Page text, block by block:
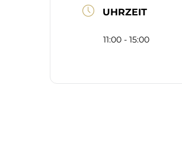
UHRZEIT
11:00 - 15:00